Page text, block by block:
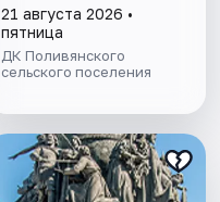
21 августа 2026 •
пятница
ДК Поливянского
сельского поселения